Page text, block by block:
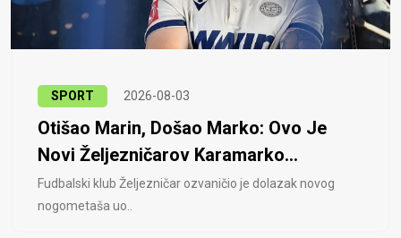
SPORT 2026-08-03
Otišao Marin, Došao Marko: Ovo Je
Novi Željezničarov Karamarko...
Fudbalski klub Željezničar ozvaničio je dolazak novog
nogometaša uo..